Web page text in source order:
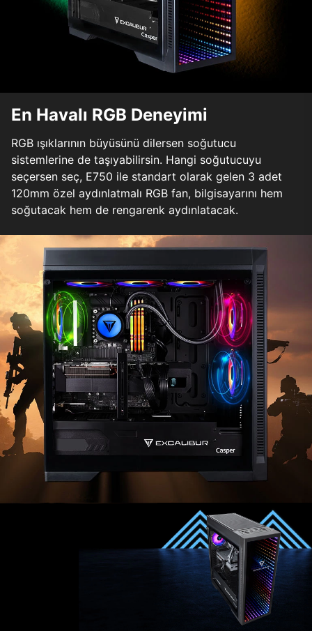
En Havalı RGB Deneyimi
RGB ışıklarının büyüsünü dilersen soğutucu
sistemlerine de taşıyabilirsin. Hangi soğutucuyu
seçersen seç, E750 ile standart olarak gelen 3 adet
120mm özel aydınlatmalı RGB fan, bilgisayarını hem
soğutacak hem de rengarenk aydınlatacak.